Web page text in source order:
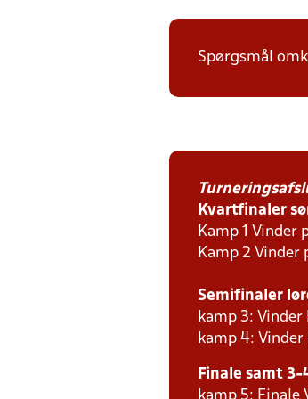
Spørgsmål
Kvartfinaler
Kamp 1 Vinder
Kamp 2 Vinder
Semifinaler
kamp 3:
kamp 4:
Finale samt
kamp 5: Finale